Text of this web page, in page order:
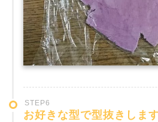
STEP6
お好きな型で型抜きしま